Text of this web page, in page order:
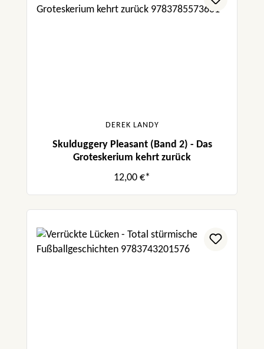
DEREK LANDY
Skulduggery Pleasant (Band 2) - Das
Groteskerium kehrt zurück
12,00 €*